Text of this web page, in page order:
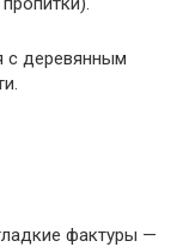
с деревянным
фактуры —